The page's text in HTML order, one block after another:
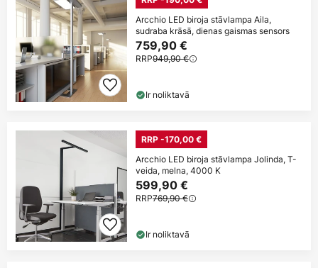
Arcchio LED biroja stāvlampa Aila,
sudraba krāsā, dienas gaismas sensors
759,90 €
RRP949,90 €
Ir noliktavā
RRP -170,00 €
Arcchio LED biroja stāvlampa Jolinda, T-
veida, melna, 4000 K
599,90 €
RRP769,90 €
Ir noliktavā